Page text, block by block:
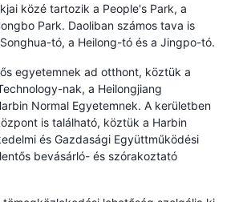
közé tartozik a People's Park, a
Park. Daoliban számos tava is
tó, a Heilong-tó és a Jingpo-tó.
egyetemnek ad otthont, köztük a
nak, a Heilongjiang
Normal Egyetemnek. A kerületben
is található, köztük a Harbin
és Gazdasági Együttműködési
bevásárló- és szórakoztató